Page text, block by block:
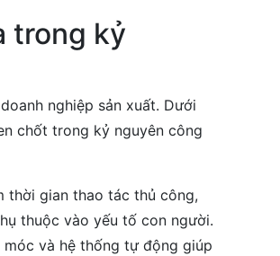
trong kỷ
nghiệp sản xuất. Dưới
chốt trong kỷ nguyên công
thời gian thao tác thủ công,
thuộc vào yếu tố con người.
và hệ thống tự động giúp